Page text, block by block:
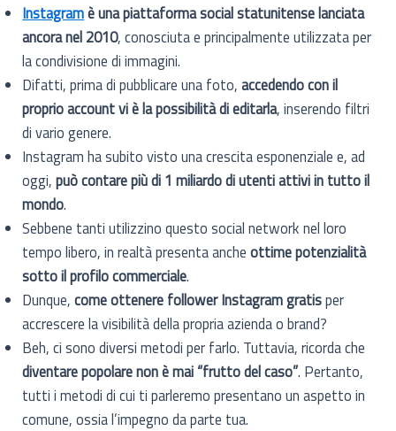
Instagramè una piattaforma social statunitense lanciata
ancora nel 2010, conosciuta e principalmente utilizzata per
la condivisione di immagini.
Difatti, prima di pubblicare una foto,accedendo con il
proprio account vi è la possibilità di editarla, inserendo filtri
di vario genere.
Instagram ha subito visto una crescita esponenziale e, ad
oggi,può contare più di 1 miliardo di utenti attivi in tutto il
mondo.
Sebbene tanti utilizzino questo social network nel loro
tempo libero, in realtà presenta ancheottime potenzialità
sotto il profilo commerciale.
Dunque,come ottenere follower Instagram gratisper
accrescere la visibilità della propria azienda o brand?
Beh, ci sono diversi metodi per farlo. Tuttavia, ricorda che
diventare popolare non è mai “frutto del caso”. Pertanto,
tutti i metodi di cui ti parleremo presentano un aspetto in
comune, ossia l’impegno da parte tua.